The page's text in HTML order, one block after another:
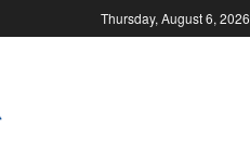
Thursday, August 6, 2026